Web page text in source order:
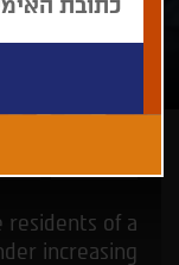
of a
increasing